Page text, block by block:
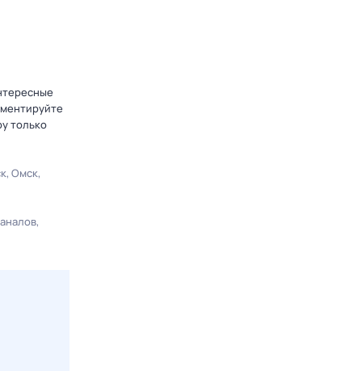
только
Омск